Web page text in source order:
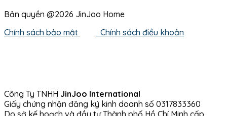
Bản quyền @2026 JinJoo Home
Chính sách bảo mật
Chính sách điều khoản
Công Ty TNHH JinJoo International
Giấy chứng nhận đăng ký kinh doanh số 0317833360